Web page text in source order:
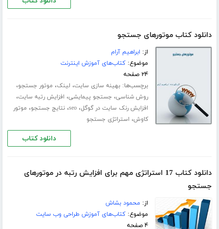
دانلود کتاب موتورهای جستجو
از: ابراهیم آرام
موضوع:کتاب‌های آموزش اینترنت
۲۴ صفحه
برچسب‌ها:بهینه سازی سایت، لینک، موتور جستجو،
روش شناسی، جستجو پیمایشی، افزایش رتبه سایت،
افزایش رنک سایت در گوگل،seo،نتایج جستجو، موتور
کاوش، استراتژی جستجو
دانلود کتاب
دانلود کتاب 17 استراتژی مهم برای افزایش رتبه در موتورهای
جستجو
از: محمود بشاش
موضوع:کتاب‌های آموزش طراحی وب سایت
۴ صفحه